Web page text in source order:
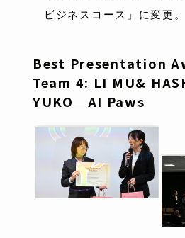
ビジネスコース」に変更。
Best Presentation
Team 4: LI MU&
YUKO＿AI Paws